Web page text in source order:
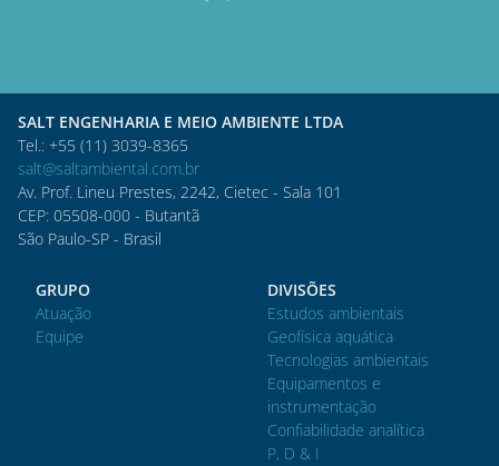
SALT ENGENHARIA E MEIO AMBIENTE LTDA
Tel.: +55 (11) 3039-8365
salt@saltambiental.com.br
Av. Prof. Lineu Prestes, 2242, Cietec - Sala 101
CEP: 05508-000 - Butantã
São Paulo-SP - Brasil
GRUPO
Atuação
Equipe
DIVISÕES
Estudos ambientais
Geofísica aquática
Tecnologias ambientais
Equipamentos e
instrumentação
Confiabilidade analítica
P, D & I